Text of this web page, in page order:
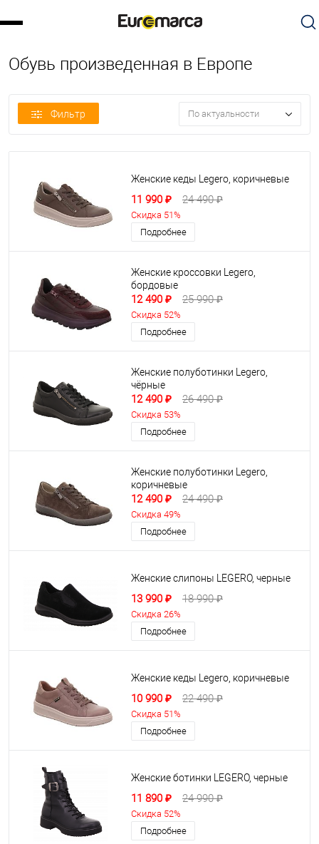
Обувь произведенная в Европе
Фильтр По актуальности
Женские кеды Legero, коричневые
11 990 ₽ 24 490 ₽
Скидка 51%
Подробнее
Женские кроссовки Legero,
бордовые
12 490 ₽ 25 990 ₽
Скидка 52%
Подробнее
Женские полуботинки Legero,
чёрные
12 490 ₽ 26 490 ₽
Скидка 53%
Подробнее
Женские полуботинки Legero,
коричневые
12 490 ₽ 24 490 ₽
Скидка 49%
Подробнее
Женские слипоны LEGERO, черные
13 990 ₽ 18 990 ₽
Скидка 26%
Подробнее
Женские кеды Legero, коричневые
10 990 ₽ 22 490 ₽
Скидка 51%
Подробнее
Женские ботинки LEGERO, черные
11 890 ₽ 24 990 ₽
Скидка 52%
Подробнее